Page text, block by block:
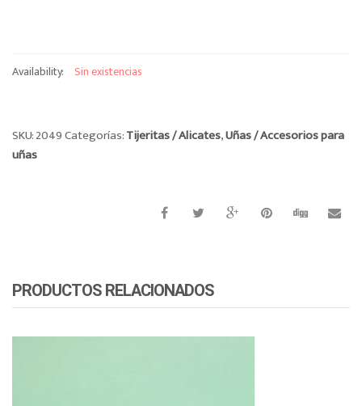
Availability: Sin existencias
SKU:2049Categorías:Tijeritas / Alicates,Uñas / Accesorios para
uñas
PRODUCTOS RELACIONADOS